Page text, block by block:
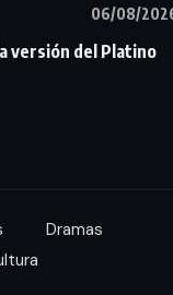
06/08/
versión del Platino
Dramas